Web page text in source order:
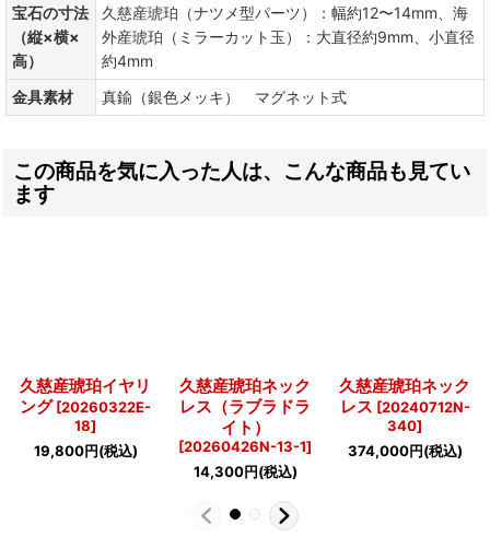
宝石の寸法
（縦×横×
高）
久慈産琥珀（ナツメ型パーツ）：幅約12〜14mm、海
外産琥珀（ミラーカット玉）：大直径約9mm、小直径
約4mm
金具素材
真鍮（銀色メッキ） マグネット式
この商品を気に入った人は、こんな商品も見てい
ます
久慈産琥珀イヤリ
ング [20260322E-
18]
19,800円(税込)
久慈産琥珀ネック
レス（ラブラドラ
イト）
[20260426N-13-1]
14,300円(税込)
久慈産琥珀ネック
レス [20240712N-
340]
374,000円(税込)